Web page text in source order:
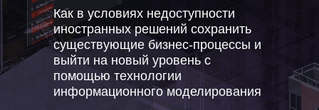
Как в условиях недоступности
иностранных решений сохранить
существующие бизнес-процессы и
выйти на новый уровень с
помощью технологии
информационного моделирования